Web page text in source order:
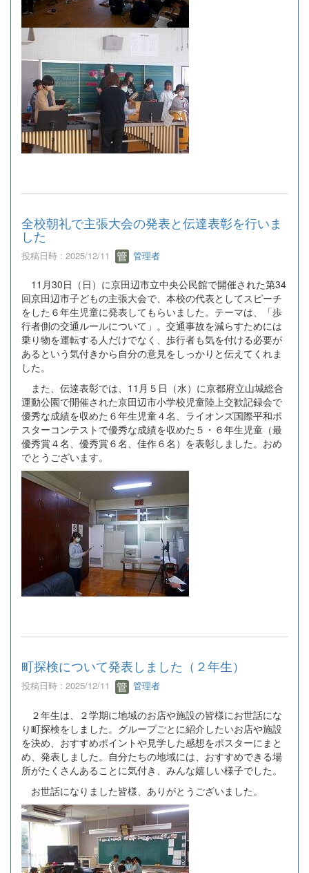
全校朝礼で主張大会の発表と伝達表彰を行いま
した
投稿日時 : 2025/12/11 管理者
11月30日（日）に京田辺市立中央公民館で開催された第34
回京田辺市子どもの主張大会で、本校の代表としてスピーチ
をした６年生児童に発表してもらいました。テーマは、「歩
行者側の交通ルールについて」。交通事故を減らすためには
乗り物を運転する人だけでなく、歩行者も気を付ける必要が
あるという気付きから自分の意見をしっかりと伝えてくれま
した。
また、伝達表彰では、11月５日（水）に京都府立山城総合
運動公園で開催された京田辺市小学校児童陸上交歓記録会で
優秀な成績を収めた６年生児童４名、ライオンズ国際平和ポ
スターコンテストで優秀な成績を収めた５・６年生児童（最
優秀賞４名、優秀賞６名、佳作６名）を表彰しました。おめ
でとうございます。
町探検について発表しました（２年生）
投稿日時 : 2025/12/11 管理者
２年生は、２学期に地域のお店や施設の皆様にお世話にな
り町探検をしました。グループごとに紹介したいお店や施設
を決め、おすすめポイントや見学した感想をポスターにまと
め、発表しました。自分たちの地域には、おすすめできる場
所がたくさんあることに気付き、みんな嬉しい様子でした。
お世話になりました皆様、ありがとうございました。